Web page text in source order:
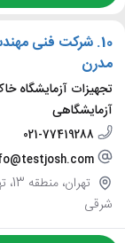
10. شرکت فنی
مدرن
تجهیزات آزمایشگاه
آزمایشگاهی
021-77419288
شرقی